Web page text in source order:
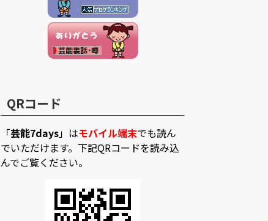
QRコード
「芸能7days」はモバイル端末でも読ん
でいただけます。下記QRコードを読み込
んでご覧ください。